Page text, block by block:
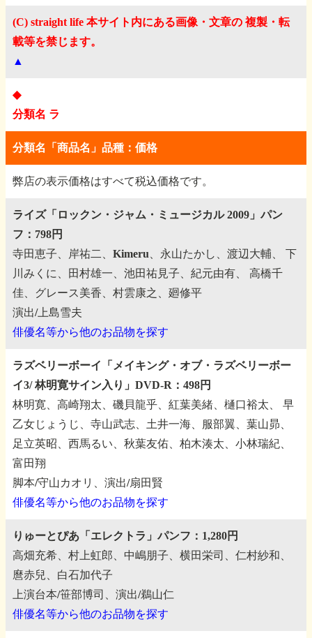
(C) straight life 本サイト内にある画像・文章の 複製・転
載等を禁じます。
▲
◆
分類名 ラ
分類名「商品名」品種：価格
弊店の表示価格はすべて税込価格です。
ライズ「ロックン・ジャム・ミュージカル 2009」パン
フ：798円
寺田恵子、岸祐二、Kimeru、永山たかし、渡辺大輔、
下
川みくに、田村雄一、池田祐見子、紀元由有、
高橋千
佳、グレース美香、村雲康之、廻修平
演出/上島雪夫
俳優名等から他のお品物を探す
ラズベリーボーイ「メイキング・オブ・ラズベリーボー
イ3/林明寛サイン入り」DVD-R：498円
林明寛、高崎翔太、磯貝龍乎、紅葉美緒、樋口裕太、
早
乙女じょうじ、寺山武志、土井一海、服部翼、葉山昴、
足立英昭、西馬るい、秋葉友佑、柏木湊太、小林瑞紀、
富田翔
脚本/守山カオリ、演出/扇田賢
俳優名等から他のお品物を探す
りゅーとぴあ「エレクトラ」パンフ：1,280円
高畑充希、村上虹郎、中嶋朋子、横田栄司、仁村紗和、
麿赤兒、白石加代子
上演台本/笹部博司、演出/鵜山仁
俳優名等から他のお品物を探す